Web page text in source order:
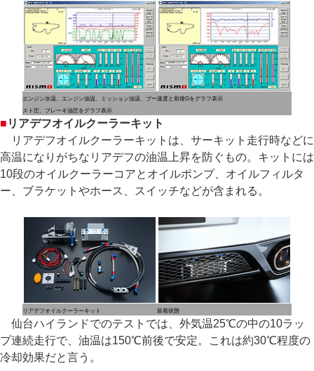
エンジン水温、エンジン油温、ミッション油温、ブー
スト圧、ブレーキ油圧をグラフ表示
速度と前後Gをグラフ表示
■ リアデフオイルクーラーキット
リアデフオイルクーラーキットは、サーキット走行時などに
高温になりがちなリアデフの油温上昇を防ぐもの。キットには
10段のオイルクーラーコアとオイルポンプ、オイルフィルタ
ー、ブラケットやホース、スイッチなどが含まれる。
リアデフオイルクーラーキット 装着状態
仙台ハイランドでのテストでは、外気温25℃の中の10ラッ
プ連続走行で、油温は150℃前後で安定。これは約30℃程度の
冷却効果だと言う。